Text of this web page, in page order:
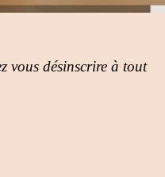
vous désinscrire à tout